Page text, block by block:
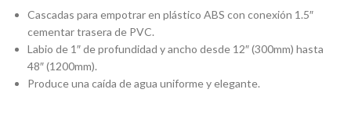
Cascadas para empotrar en plástico ABS con conexión 1.5″
cementar trasera de PVC.
Labio de 1″ de profundidad y ancho desde 12″ (300mm) hasta
48″ (1200mm).
Produce una caída de agua uniforme y elegante.